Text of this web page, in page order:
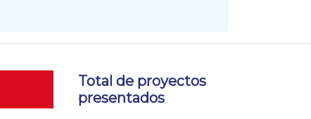
Total de proyectos
presentados